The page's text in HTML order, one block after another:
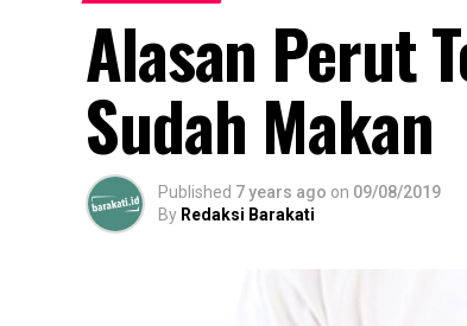
Alasan Perut
Sudah Makan
Published 7 years ago on 09/08/2019
By Redaksi Barakati